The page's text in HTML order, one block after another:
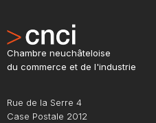
Chambre neuchâteloise
du commerce et de l'industrie
Rue de la Serre 4
Case Postale 2012